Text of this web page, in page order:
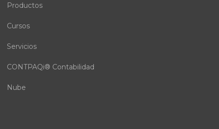
Productos
Cursos
Servicios
CONTPAQi® Contabilidad
Nube